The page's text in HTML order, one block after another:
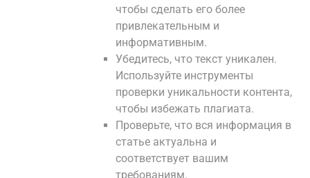
чтобы сделать его более
привлекательным и
информативным.
Убедитесь, что текст уникален.
Используйте инструменты
проверки уникальности контента,
чтобы избежать плагиата.
Проверьте, что вся информация в
статье актуальна и
соответствует вашим
требованиям.